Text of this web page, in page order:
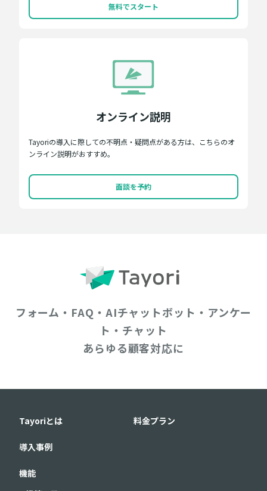
無料でスタート
オンライン説明
Tayoriの導入に際しての不明点・疑問点がある方は、こちらのオ
ンライン説明がおすすめ。
面談を予約
フォーム・FAQ・AIチャットボット・アンケー
ト・チャット
あらゆる顧客対応に
Tayoriとは 料金プラン
導入事例
機能